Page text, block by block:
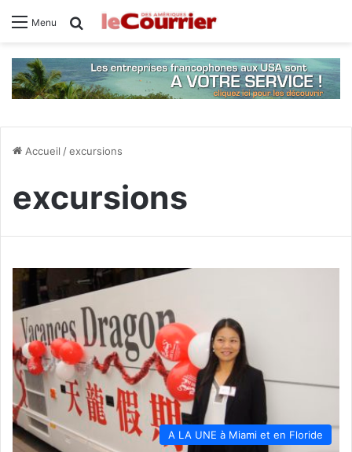
Menu Rechercher
Accueil /excursions
excursions
A LA UNE à Miami et en Floride